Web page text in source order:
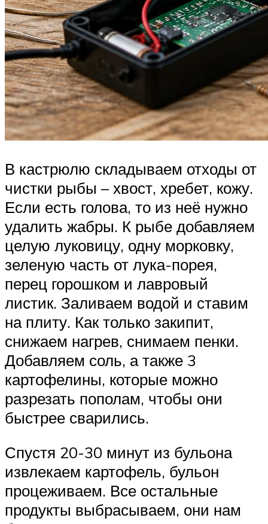
В кастрюлю складываем отходы от
чистки рыбы – хвост, хребет, кожу.
Если есть голова, то из неё нужно
удалить жабры. К рыбе добавляем
целую луковицу, одну морковку,
зеленую часть от лука-порея,
перец горошком и лавровый
листик. Заливаем водой и ставим
на плиту. Как только закипит,
снижаем нагрев, снимаем пенки.
Добавляем соль, а также 3
картофелины, которые можно
разрезать пополам, чтобы они
быстрее сварились.
Спустя 20-30 минут из бульона
извлекаем картофель, бульон
процеживаем. Все остальные
продукты выбрасываем, они нам